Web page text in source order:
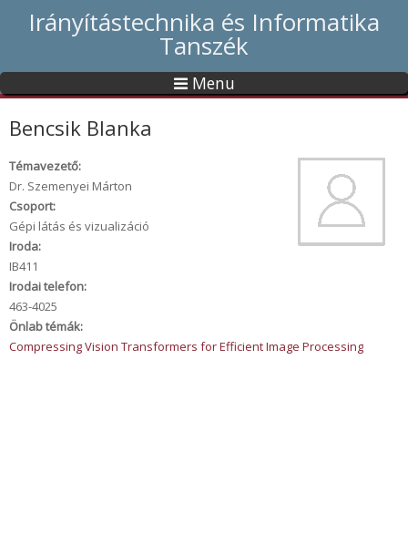
Irányítástechnika és Informatika
Tanszék
Menu
Bencsik Blanka
Témavezető:
Dr. Szemenyei Márton
Csoport:
Gépi látás és vizualizáció
Iroda:
IB411
Irodai telefon:
463-4025
Önlab témák:
Compressing Vision Transformers for Efficient Image Processing